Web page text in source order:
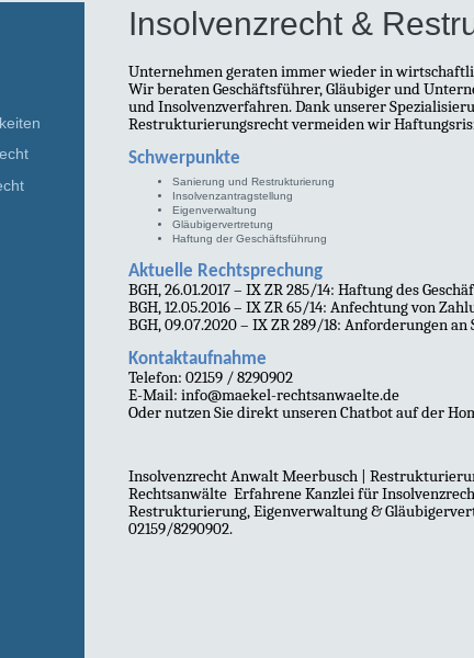
Insolvenzrecht &
Unternehmen geraten immer wieder in
Wir beraten Geschäftsführer, Gläubiger und
und Insolvenzverfahren. Dank unserer
Restrukturierungsrecht vermeiden wir
Schwerpunkte
Sanierung und Restrukturierung
Insolvenzantragstellung
Eigenverwaltung
Gläubigervertretung
Haftung der Geschäftsführung
Aktuelle Rechtsprechung
BGH, 26.01.2017 – IX ZR 285/14: Haftung des
BGH, 12.05.2016 – IX ZR 65/14: Anfechtung von
BGH, 09.07.2020 – IX ZR 289/18: Anforderungen
Kontaktaufnahme
Telefon: 02159 / 8290902
E-Mail: info@maekel-rechtsanwaelte.de
Oder nutzen Sie direkt unseren Chatbot auf der
Insolvenzrecht Anwalt Meerbusch |
Rechtsanwälte Erfahrene Kanzlei für
Restrukturierung, Eigenverwaltung &
02159/8290902.